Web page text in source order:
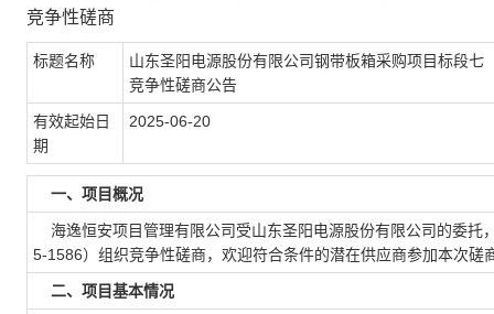
竞争性磋商
标题名称
山东圣阳电源股份有限公司钢带板箱采购项目标段七
竞争性磋商公告
有效起始日
期
2025-06-20
一、项目概况
海逸恒安项目管理有限公司受山东圣阳电源股份有限公司的委托
5-1586）组织竞争性磋商，欢迎符合条件的潜在供应商参加本次磋
二、项目基本情况